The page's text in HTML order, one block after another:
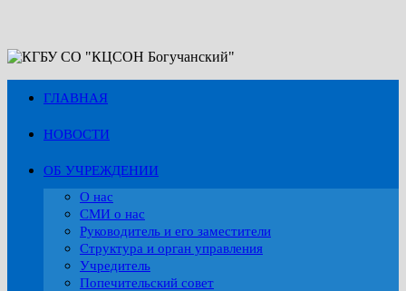
Перейти
к
содержимому
ГЛАВНАЯ
НОВОСТИ
ОБ УЧРЕЖДЕНИИ
О нас
СМИ о нас
Руководитель и его заместители
Структура и орган управления
Учредитель
Попечительский совет